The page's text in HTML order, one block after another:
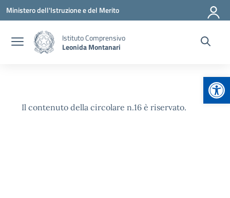
Vai ai contenuti
Vai al menu di navigazione
Vai al footer
Ministero dell'Istruzione e del Merito
Istituto Comprensivo
Leonida Montanari
Il contenuto della circolare n.16 è riservato.